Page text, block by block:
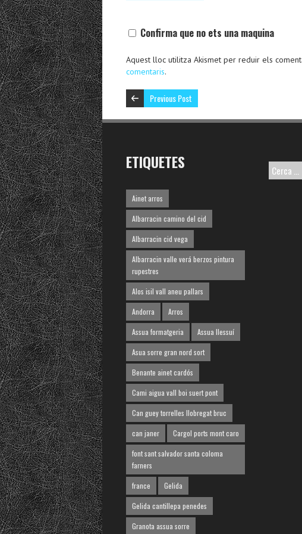
Confirma que no ets una maquina
Aquest lloc utilitza Akismet per reduir els
comentaris.
Previous Post
ETIQUETES
Ainet arros
Albarracin camino del cid
Albarracin cid vega
Albarracin valle verá berzos pintura
rupestres
Alos isil vall aneu pallars
Andorra
Arros
Assua formatgeria
Assua llessuí
Asua sorre gran nord sort
Benante ainet cardós
Cami aigua vall boi suert pont
Can guey torrelles llobregat bruc
can janer
Cargol ports mont caro
font sant salvador santa coloma
farners
france
Gelida
Gelida cantillepa penedes
Granota assua sorre
Cerca: